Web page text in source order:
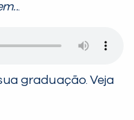
.
graduação. Veja